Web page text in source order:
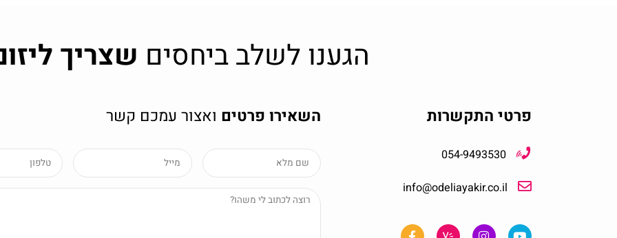
הגענו לשלב ביחסים שצריך
פרטי התקשרות
054-9493530
info@odeliayakir.co.il
השאירו פרטים ואצור עמכם קשר